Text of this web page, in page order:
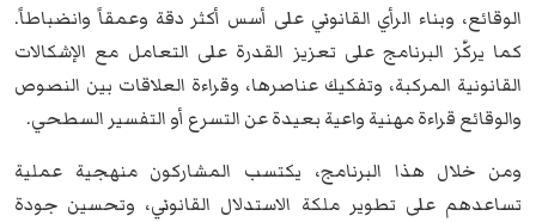
الوقائع، وبناء الرأي القانوني على أسس أكثر دقة وعمقاً وانضباطاً.
كما يركّز البرنامج على تعزيز القدرة على التعامل مع الإشكالات
القانونية المركبة، وتفكيك عناصرها، وقراءة العلاقات بين النصوص
والوقائع قراءة مهنية واعية بعيدة عن التسرع أو التفسير السطحي.
ومن خلال هذا البرنامج، يكتسب المشاركون منهجية عملية
تساعدهم على تطوير ملكة الاستدلال القانوني، وتحسين جودة